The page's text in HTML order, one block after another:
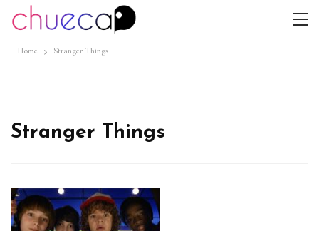
Home Stranger Things
Stranger Things